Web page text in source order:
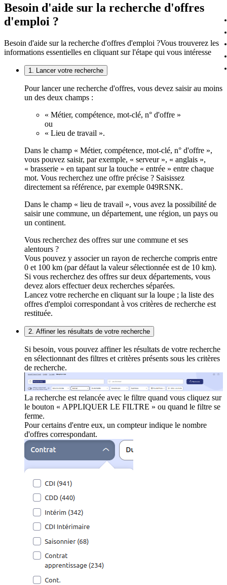
Besoin d'aide sur la recherche d'offres
d'emploi ?
Besoin d'aide sur la recherche d'offres d'emploi ?Vous trouverez les
informations essentielles en cliquant sur l'étape qui vous intéresse
1. Lancer votre recherche
Pour lancer une recherche d'offres, vous devez saisir au moins
un des deux champs :
« Métier, compétence, mot-clé, n° d'offre »
ou
« Lieu de travail ».
Dans le champ « Métier, compétence, mot-clé, n° d'offre »,
vous pouvez saisir, par exemple, « serveur », « anglais »,
« brasserie » en tapant sur la touche « entrée » entre chaque
mot. Vous recherchez une offre précise ? Saisissez
directement sa référence, par exemple 049RSNK.
Dans le champ « lieu de travail », vous avez la possibilité de
saisir une commune, un département, une région, un pays ou
un continent.
Vous recherchez des offres sur une commune et ses
alentours ?
Vous pouvez y associer un rayon de recherche compris entre
0 et 100 km (par défaut la valeur sélectionnée est de 10 km).
Si vous recherchez des offres sur deux départements, vous
devez alors effectuer deux recherches séparées.
Lancez votre recherche en cliquant sur la loupe ; la liste des
offres d'emploi correspondant à vos critères de recherche est
restituée.
2. Affiner les résultats de votre recherche
Si besoin, vous pouvez affiner les résultats de votre recherche
en sélectionnant des filtres et critères présents sous les critères
de recherche.
La recherche est relancée avec le filtre quand vous cliquez sur
le bouton « APPLIQUER LE FILTRE » ou quand le filtre se
ferme.
Pour certains d'entre eux, un compteur indique le nombre
d'offres correspondant.